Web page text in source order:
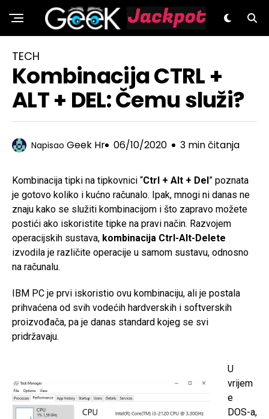
GeeK.hr
TECH
Kombinacija CTRL +
ALT + DEL: Čemu služi?
Napisao Geek Hr 06/10/2020 3 min čitanja
Kombinacija tipki na tipkovnici “Ctrl + Alt + Del” poznata
je gotovo koliko i kućno računalo. Ipak, mnogi ni danas ne
znaju kako se služiti kombinacijom i što zapravo možete
postići ako iskoristite tipke na pravi način. Razvojem
operacijskih sustava, kombinacija Ctrl-Alt-Delete
izvodila je različite operacije u samom sustavu, odnosno
na računalu.
IBM PC je prvi iskoristio ovu kombinaciju, ali je postala
prihvaćena od svih vodećih hardverskih i softverskih
proizvođača, pa je danas standard kojeg se svi
pridržavaju.
U
vrijem
e
DOS-a,